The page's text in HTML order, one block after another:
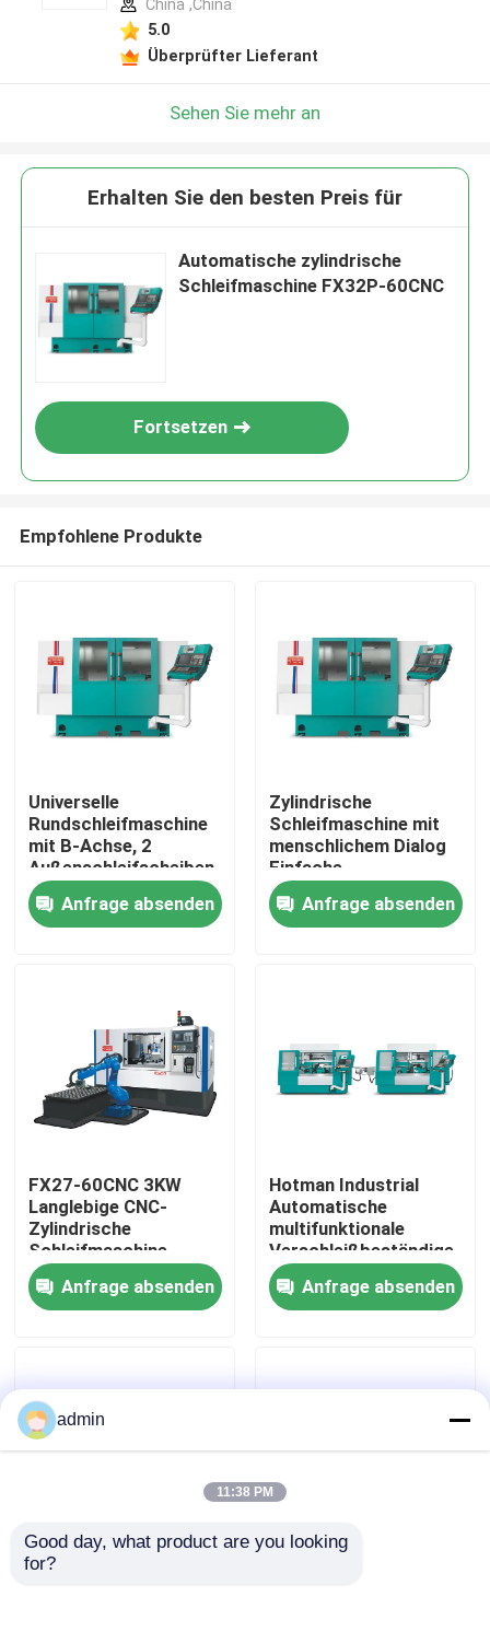
Produkte
Über uns
Werksbesichtigung
Qualitätskontrolle
Bitte um ein Angebot
CNC-Schleifmaschine
Rundschleifer Machine
China ,China
5.0
Überprüfter Lieferant
Sehen Sie mehr an
Erhalten Sie den besten Preis für
Automatische zylindrische
Schleifmaschine FX32P-60CNC
Fortsetzen
Empfohlene Produkte
Universelle
Rundschleifmaschine
mit B-Achse, 2
Außenschleifscheiben
und 1
Innenschleifscheibe
Anfrage absenden
Zylindrische
Schleifmaschine mit
menschlichem Dialog
Einfache
Programmierung CNC-
Controller
Anfrage absenden
FX27-60CNC 3KW
Langlebige CNC-
Zylindrische
Schleifmaschine,
Multiscene Universelle
Schleifmaschine
Anfrage absenden
Hotman Industrial
Automatische
multifunktionale
Verschleißbeständige
zylindrische
Schleifmaschine
Anfrage absenden
Hydraulische CNC-
admin
11:38 PM
Good day, what product are you looking
for?